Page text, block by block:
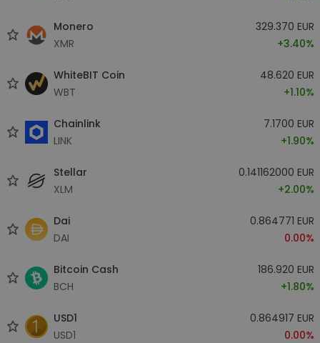
Monero
XMR
329.370 EUR
+3.40%
WhiteBIT Coin
WBT
48.620 EUR
+1.10%
Chainlink
LINK
7.1700 EUR
+1.90%
Stellar
XLM
0.141162000 EUR
+2.00%
Dai
DAI
0.864771 EUR
0.00%
Bitcoin Cash
BCH
186.920 EUR
+1.80%
USD1
USD1
0.864917 EUR
0.00%